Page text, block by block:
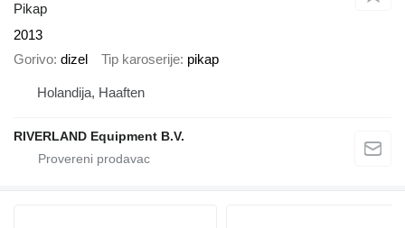
Pikap
2013
Gorivo dizel Tip karoserije pikap
Holandija, Haaften
RIVERLAND Equipment B.V.